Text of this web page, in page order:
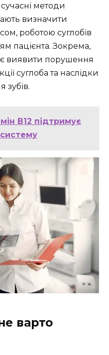
методи
визначити
роботою суглобів
пацієнта. Зокрема,
виявити порушення
суглоба та наслідки
зубів.
B12 підтримує
варто